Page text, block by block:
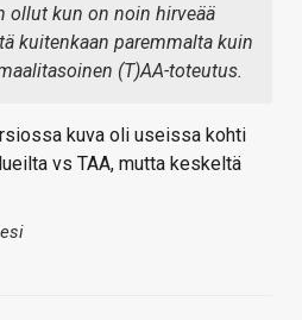
ollut kun on noin hirveää
kuitenkaan paremmalta kuin
(T)AA-toteutus.
kuva oli useissa kohti
vs TAA, mutta keskeltä